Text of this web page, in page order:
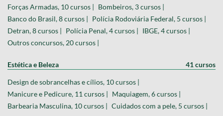
Forças Armadas, 10 cursos | Bombeiros, 3 cursos |
Banco do Brasil, 8 cursos | Polícia Rodoviária Federal, 5 cursos |
Detran, 8 cursos | Polícia Penal, 4 cursos | IBGE, 4 cursos |
Outros concursos, 20 cursos |
Estética e Beleza 41 cursos
Design de sobrancelhas e cílios, 10 cursos |
Manicure e Pedicure, 11 cursos | Maquiagem, 6 cursos |
Barbearia Masculina, 10 cursos | Cuidados com a pele, 5 cursos |